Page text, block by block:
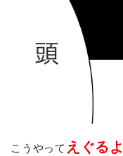
こうやって えぐる